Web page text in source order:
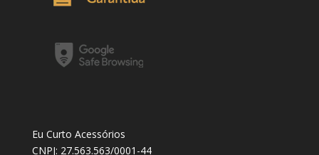
Eu Curto Acessórios
CNPJ: 27.563.563/0001-44